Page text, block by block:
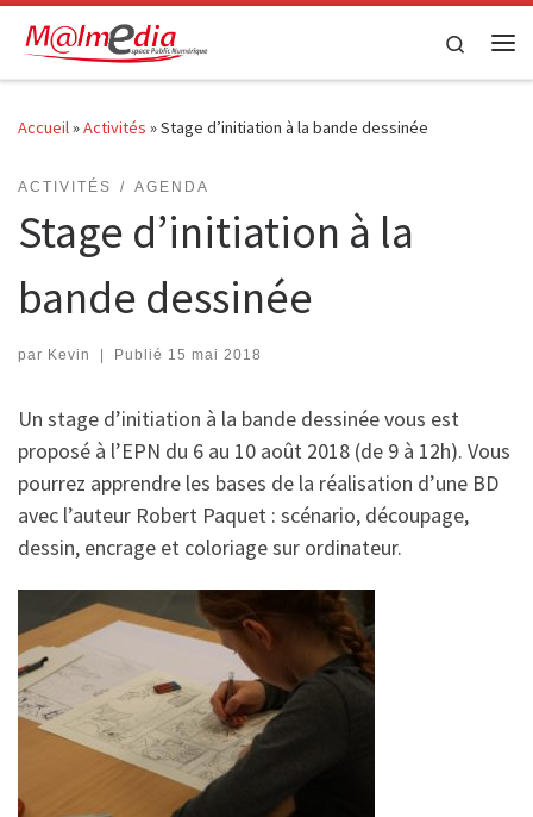
Passer au contenu
Search
Accueil»Activités »Stage d’initiation à la bande dessinée
ACTIVITÉS AGENDA
Stage d’initiation à la
bande dessinée
par Kevin | Publié 15 mai 2018
Un stage d’initiation à la bande dessinée vous est
proposé à l’EPN du 6 au 10 août 2018 (de 9 à 12h). Vous
pourrez apprendre les bases de la réalisation d’une BD
avec l’auteur Robert Paquet : scénario, découpage,
dessin, encrage et coloriage sur ordinateur.